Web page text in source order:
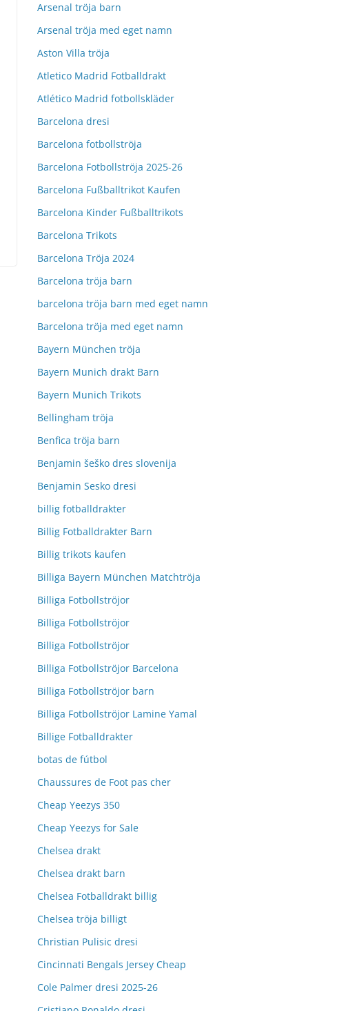
Arsenal tröja barn
Arsenal tröja med eget namn
Aston Villa tröja
Atletico Madrid Fotballdrakt
Atlético Madrid fotbollskläder
Barcelona dresi
Barcelona fotbollströja
Barcelona Fotbollströja 2025-26
Barcelona Fußballtrikot Kaufen
Barcelona Kinder Fußballtrikots
Barcelona Trikots
Barcelona Tröja 2024
Barcelona tröja barn
barcelona tröja barn med eget namn
Barcelona tröja med eget namn
Bayern München tröja
Bayern Munich drakt Barn
Bayern Munich Trikots
Bellingham tröja
Benfica tröja barn
Benjamin šeško dres slovenija
Benjamin Sesko dresi
billig fotballdrakter
Billig Fotballdrakter Barn
Billig trikots kaufen
Billiga Bayern München Matchtröja
Billiga Fotbollströjor
Billiga Fotbollströjor
Billiga Fotbollströjor
Billiga Fotbollströjor Barcelona
Billiga Fotbollströjor barn
Billiga Fotbollströjor Lamine Yamal
Billige Fotballdrakter
botas de fútbol
Chaussures de Foot pas cher
Cheap Yeezys 350
Cheap Yeezys for Sale
Chelsea drakt
Chelsea drakt barn
Chelsea Fotballdrakt billig
Chelsea tröja billigt
Christian Pulisic dresi
Cincinnati Bengals Jersey Cheap
Cole Palmer dresi 2025-26